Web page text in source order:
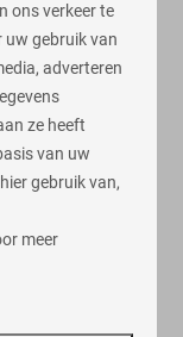
Selecteer
ons verkeer te
uw gebruik van
adverteren
ze heeft
van uw
gebruik van,
meer